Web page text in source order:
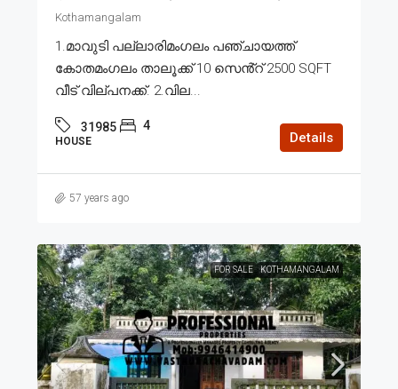
Kothamangalam
1.മാവുടി പല്ലാരിമംഗലം പഞ്ചായത്ത്
കോതമംഗലം താലൂക്ക് 10 സെൻ്റ് 2500 SQFT
വീട് വില്പനക്ക്. 2.വില...
31985 4
HOUSE Details
57 years ago
FOR SALE KOTHAMANGALAM